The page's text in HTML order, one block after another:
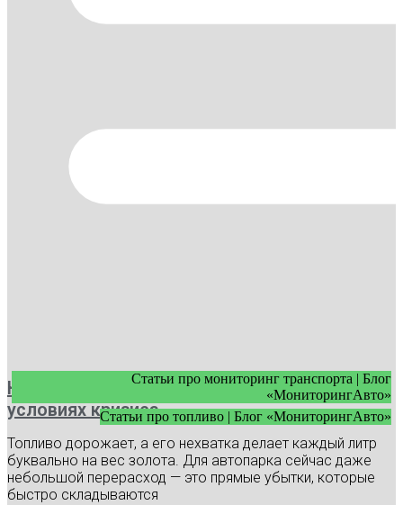
Статьи про мониторинг транспорта | Блог
«МониторингАвто»
Статьи про топливо | Блог «МониторингАвто»
Как экономить топливо в автопарке в
условиях кризиса
Топливо дорожает, а его нехватка делает каждый литр
буквально на вес золота. Для автопарка сейчас даже
небольшой перерасход — это прямые убытки, которые
быстро складываются